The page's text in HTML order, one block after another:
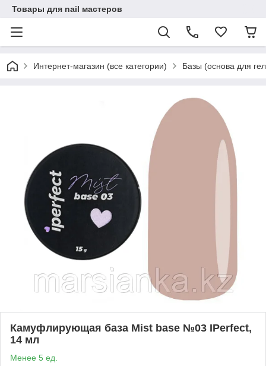
Товары для nail мастеров
Интернет-магазин (все категории) Базы (основа для
Камуфлирующая база Mist base №03 IPerfect,
14 мл
Менее 5 ед.